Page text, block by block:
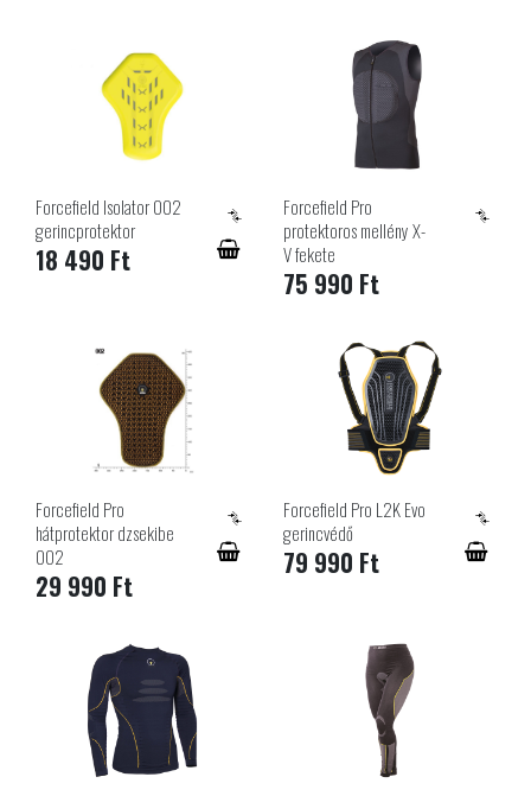
Forcefield Isolator 002
gerincprotektor
18 490 Ft
Forcefield Pro
protektoros mellény X-
V fekete
75 990 Ft
Forcefield Pro
hátprotektor dzsekibe
002
29 990 Ft
Forcefield Pro L2K Evo
gerincvédő
79 990 Ft